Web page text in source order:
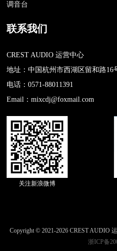
调音台
联系我们
CREST AUDIO 运营中心
地址：中国杭州市西湖区留和路16
电话：0571-88011391
Email：mixcdj@foxmail.com
关注新浪微博
Copyright © 2021-2026 CREST AUDIO
浙ICP备